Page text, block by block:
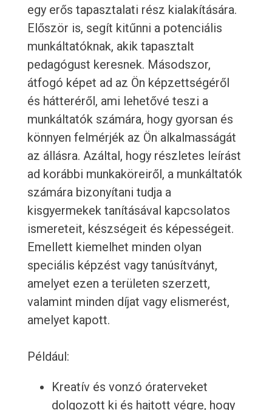
egy erős tapasztalati rész kialakítására.
Először is, segít kitűnni a potenciális
munkáltatóknak, akik tapasztalt
pedagógust keresnek. Másodszor,
átfogó képet ad az Ön képzettségéről
és hátteréről, ami lehetővé teszi a
munkáltatók számára, hogy gyorsan és
könnyen felmérjék az Ön alkalmasságát
az állásra. Azáltal, hogy részletes leírást
ad korábbi munkaköreiről, a munkáltatók
számára bizonyítani tudja a
kisgyermekek tanításával kapcsolatos
ismereteit, készségeit és képességeit.
Emellett kiemelhet minden olyan
speciális képzést vagy tanúsítványt,
amelyet ezen a területen szerzett,
valamint minden díjat vagy elismerést,
amelyet kapott.
Például:
Kreatív és vonzó óraterveket
dolgozott ki és hajtott végre, hogy